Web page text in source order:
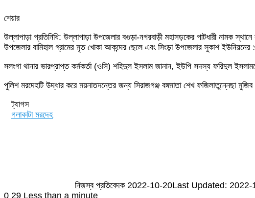
শেয়ার
via
Email
উল্লাপাড়া প্রতিনিধি: উল্লাপাড়া উপজেলার বগুড়া-নগরবাড়ী মহাসড়কের পাটধারী নামক
উপজেলার বামিহাল গ্রামের মৃত খোকা আকন্দের ছেলে এবং সিংড়া উপজেলার সুকাশ ইউনিয়নের
সলংগা থানার ভারপ্রাপ্ত কর্মকর্তা (ওসি) শহিদুল ইসলাম জানান, ইউপি সদস্য ফরিদুল
পুলিশ মরদেহটি উদ্ধার করে ময়নাতদন্তের জন্য সিরাজগঞ্জ বঙ্গমাতা শেখ ফজিলাতুন্নেছা মুজিব
ট্যাগস
গলাকাটা মরদেহ
নিজস্ব প্রতিবেদক 2022-10-20Last Updated: 2022-
0 29 Less than a minute